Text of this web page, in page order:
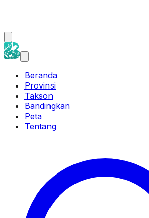
Beranda
Provinsi
Takson
Bandingkan
Peta
Tentang